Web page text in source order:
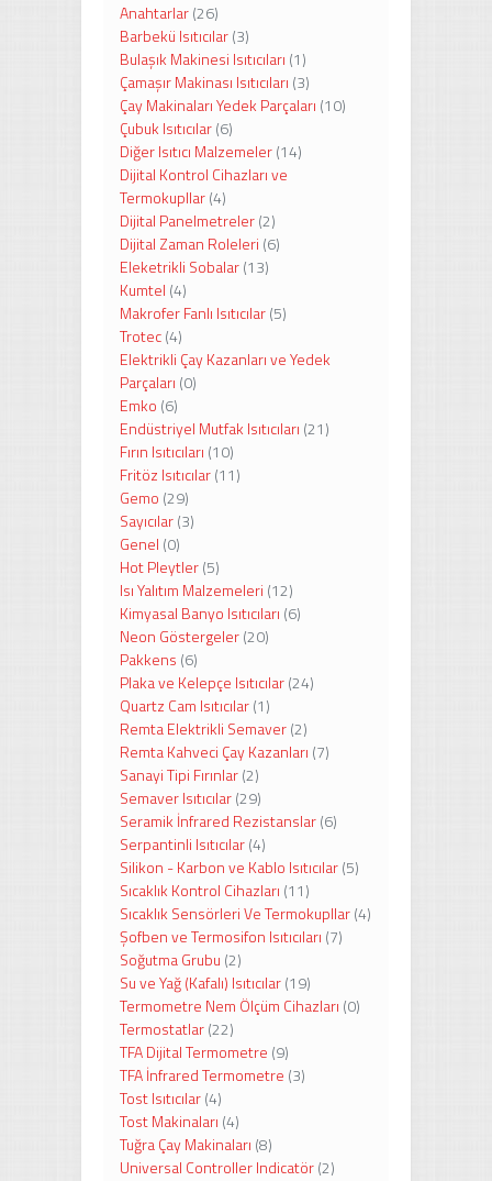
Anahtarlar(26)
Barbekü Isıtıcılar(3)
Bulaşık Makinesi Isıtıcıları (1)
Çamaşır Makinası Isıtıcıları (3)
Çay Makinaları Yedek Parçaları (10)
Çubuk Isıtıcılar(6)
Diğer Isıtıcı Malzemeler(14)
Dijital Kontrol Cihazları ve
Termokupllar(4)
Dijital Panelmetreler(2)
Dijital Zaman Roleleri (6)
Eleketrikli Sobalar(13)
Kumtel (4)
Makrofer Fanlı Isıtıcılar(5)
Trotec(4)
Elektrikli Çay Kazanları ve Yedek
Parçaları (0)
Emko (6)
Endüstriyel Mutfak Isıtıcıları (21)
Fırın Isıtıcıları (10)
Fritöz Isıtıcılar(11)
Gemo (29)
Sayıcılar(3)
Genel (0)
Hot Pleytler(5)
Isı Yalıtım Malzemeleri (12)
Kimyasal Banyo Isıtıcıları (6)
Neon Göstergeler(20)
Pakkens (6)
Plaka ve Kelepçe Isıtıcılar(24)
Quartz Cam Isıtıcılar(1)
Remta Elektrikli Semaver(2)
Remta Kahveci Çay Kazanları (7)
Sanayi Tipi Fırınlar(2)
Semaver Isıtıcılar(29)
Seramik İnfrared Rezistanslar(6)
Serpantinli Isıtıcılar(4)
Silikon - Karbon ve Kablo Isıtıcılar(5)
Sıcaklık Kontrol Cihazları (11)
Sıcaklık Sensörleri Ve Termokupllar(4)
Şofben ve Termosifon Isıtıcıları (7)
Soğutma Grubu (2)
Su ve Yağ (Kafalı) Isıtıcılar(19)
Termometre Nem Ölçüm Cihazları (0)
Termostatlar(22)
TFA Dijital Termometre (9)
TFA İnfrared Termometre (3)
Tost Isıtıcılar(4)
Tost Makinaları (4)
Tuğra Çay Makinaları (8)
Universal Controller Indicatör(2)